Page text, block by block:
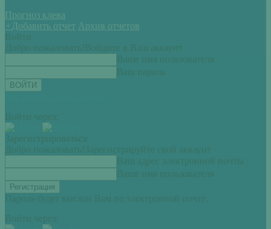
Прогноз клева
+ Добавить отчет Архив отчетов
Войти
Добро пожаловать! Войдите в Ваш аккаунт
Ваше имя пользователя
Ваш пароль
Войти через:
Зарегистрироваться
Добро пожаловать! Зарегистрируйте свой аккаунт
Ваш адрес электронной почты
Ваше имя пользователя
Пароль будет выслан Вам по электронной почте.
Войти через: